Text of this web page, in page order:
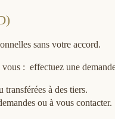
sans votre accord.
: effectuez une
transférées à des tiers.
ou à vous contacter.